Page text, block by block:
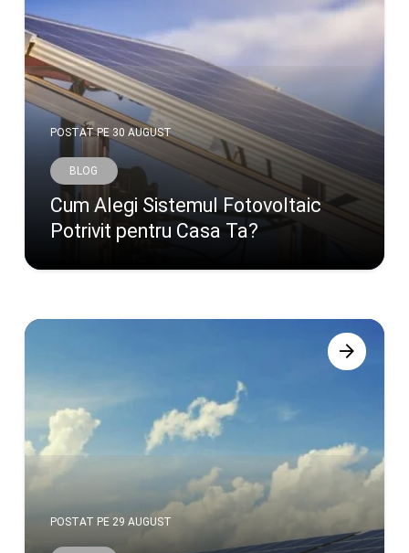
POSTAT PE 30 AUGUST
BLOG
Cum Alegi Sistemul Fotovoltaic
Potrivit pentru Casa Ta?
POSTAT PE 29 AUGUST